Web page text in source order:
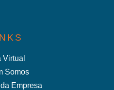
Virtual
Somos
Empresa